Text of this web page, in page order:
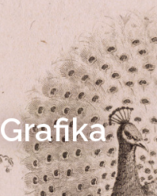
Grafika